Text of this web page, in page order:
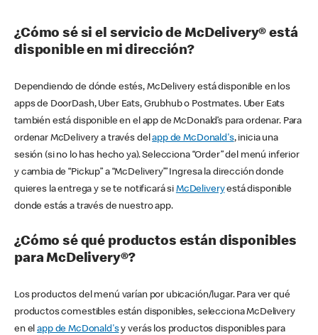
¿Cómo sé si el servicio de McDelivery® está
disponible en mi dirección?
Dependiendo de dónde estés, McDelivery está disponible en los
apps de DoorDash, Uber Eats, Grubhub o Postmates. Uber Eats
también está disponible en el app de McDonald’s para ordenar. Para
ordenar McDelivery a través delapp de McDonald's, inicia una
sesión (si no lo has hecho ya). Selecciona “Order” del menú inferior
y cambia de “Pickup” a “McDelivery’” Ingresa la dirección donde
quieres la entrega y se te notificará si McDeliveryestá disponible
donde estás a través de nuestro app.
¿Cómo sé qué productos están disponibles
para McDelivery®?
Los productos del menú varían por ubicación/lugar. Para ver qué
productos comestibles están disponibles, selecciona McDelivery
en elapp de McDonald'sy verás los productos disponibles para